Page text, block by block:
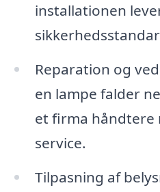
installationen
Reparation og
en lampe falder
et firma håndtere
service.
Tilpasning af